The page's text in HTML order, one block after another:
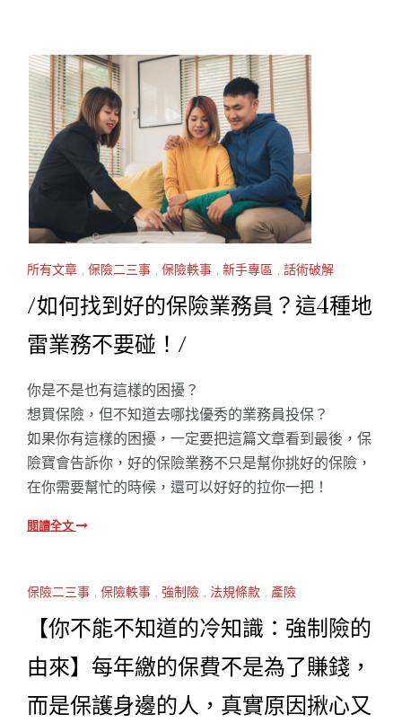
所有文章 , 保險二三事 , 保險軼事 , 新手專區 , 話術破解
/如何找到好的保險業務員？這4種地
雷業務不要碰！/
你是不是也有這樣的困擾？
想買保險，但不知道去哪找優秀的業務員投保？
如果你有這樣的困擾，一定要把這篇文章看到最後，保
險寶會告訴你，好的保險業務不只是幫你挑好的保險，
在你需要幫忙的時候，還可以好好的拉你一把！
閱讀全文
保險二三事 , 保險軼事 , 強制險 , 法規條款 , 產險
【你不能不知道的冷知識：強制險的
由來】每年繳的保費不是為了賺錢，
而是保護身邊的人，真實原因揪心又